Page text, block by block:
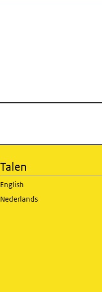
Talen
English
Nederlands